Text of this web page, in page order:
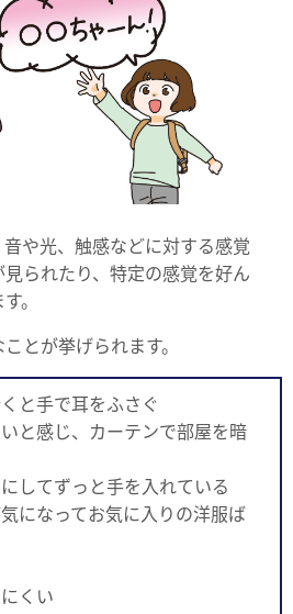
や光、触感などに対する感覚
られたり、特定の感覚を好ん
。
とが挙げられます。
と手で耳をふさぐ
と感じ、カーテンで部屋を暗
してずっと手を入れている
になってお気に入りの洋服ば
くい